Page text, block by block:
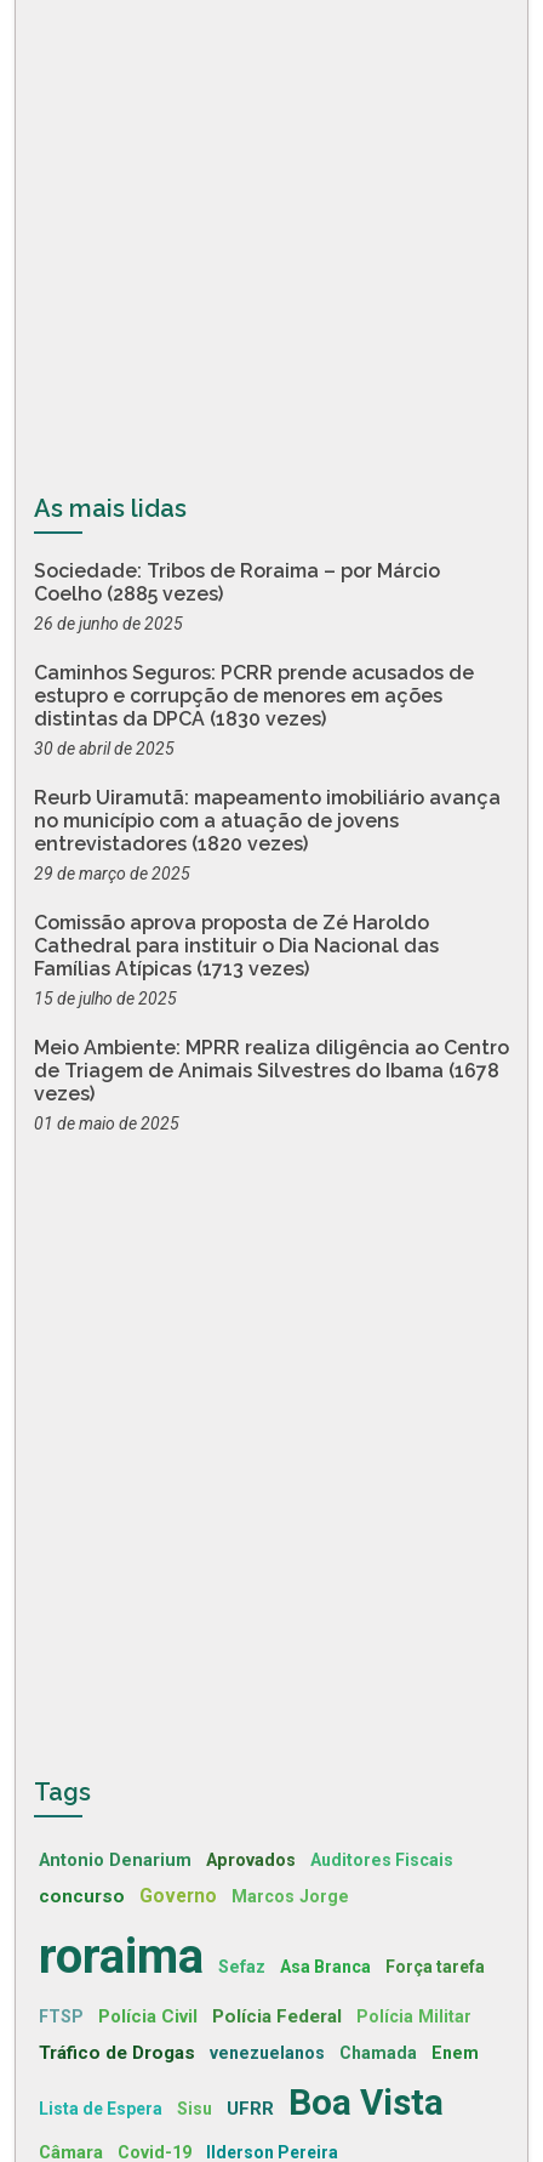
As mais lidas
Sociedade: Tribos de Roraima – por Márcio
Coelho (2885 vezes)
26 de junho de 2025
Caminhos Seguros: PCRR prende acusados de
estupro e corrupção de menores em ações
distintas da DPCA (1830 vezes)
30 de abril de 2025
Reurb Uiramutã: mapeamento imobiliário avança
no município com a atuação de jovens
entrevistadores (1820 vezes)
29 de março de 2025
Comissão aprova proposta de Zé Haroldo
Cathedral para instituir o Dia Nacional das
Famílias Atípicas (1713 vezes)
15 de julho de 2025
Meio Ambiente: MPRR realiza diligência ao Centro
de Triagem de Animais Silvestres do Ibama (1678
vezes)
01 de maio de 2025
Tags
Antonio Denarium Aprovados Auditores Fiscais
concurso Governo Marcos Jorge
roraima Sefaz Asa Branca Força tarefa
FTSP Polícia Civil Polícia Federal Polícia Militar
Tráfico de Drogas venezuelanos Chamada Enem
Lista de Espera Sisu UFRR Boa Vista
Câmara Covid-19 Ilderson Pereira